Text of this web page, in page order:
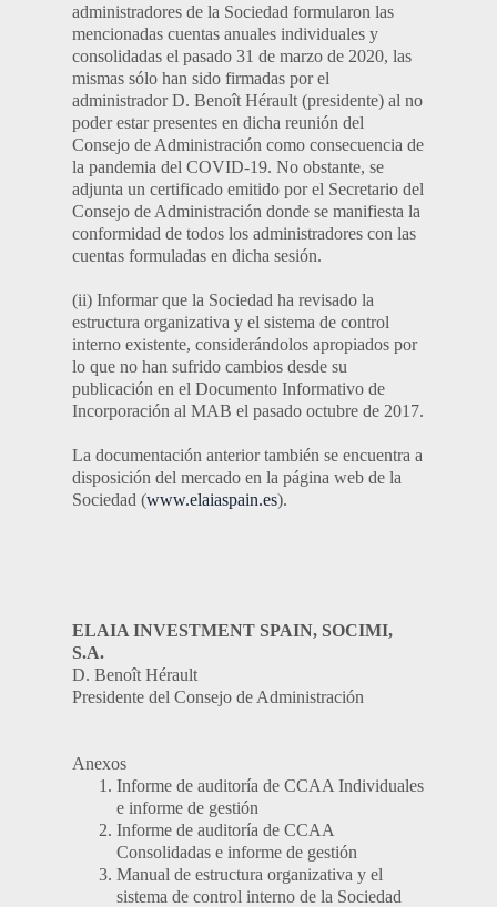
administradores de la Sociedad formularon las
mencionadas cuentas anuales individuales y
consolidadas el pasado 31 de marzo de 2020, las
mismas sólo han sido firmadas por el
administrador D. Benoît Hérault (presidente) al no
poder estar presentes en dicha reunión del
Consejo de Administración como consecuencia de
la pandemia del COVID-19. No obstante, se
adjunta un certificado emitido por el Secretario del
Consejo de Administración donde se manifiesta la
conformidad de todos los administradores con las
cuentas formuladas en dicha sesión.
(ii) Informar que la Sociedad ha revisado la
estructura organizativa y el sistema de control
interno existente, considerándolos apropiados por
lo que no han sufrido cambios desde su
publicación en el Documento Informativo de
Incorporación al MAB el pasado octubre de 2017.
La documentación anterior también se encuentra a
disposición del mercado en la página web de la
Sociedad (www.elaiaspain.es).
ELAIA INVESTMENT SPAIN, SOCIMI,
S.A.
D. Benoît Hérault
Presidente del Consejo de Administración
Anexos
Informe de auditoría de CCAA Individuales
e informe de gestión
Informe de auditoría de CCAA
Consolidadas e informe de gestión
Manual de estructura organizativa y el
sistema de control interno de la Sociedad